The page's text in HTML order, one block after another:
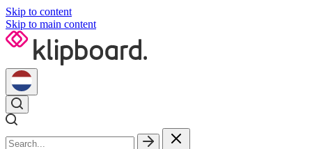
Skip to content
Skip to main content